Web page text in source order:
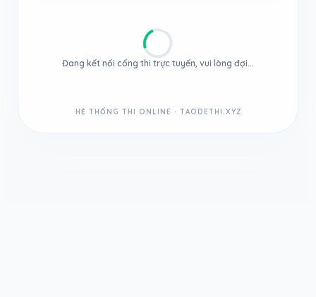
Đang kết nối cổng thi trực tuyến, vui lòng đợi...
HỆ THỐNG THI ONLINE · TAODETHI.XYZ